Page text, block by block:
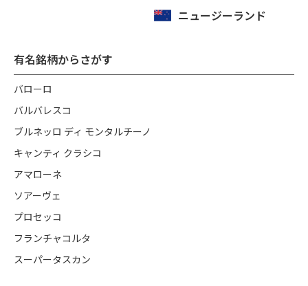
ニュージーランド
有名銘柄からさがす
バローロ
バルバレスコ
ブルネッロ ディ モンタルチーノ
キャンティ クラシコ
アマローネ
ソアーヴェ
プロセッコ
フランチャコルタ
スーパータスカン